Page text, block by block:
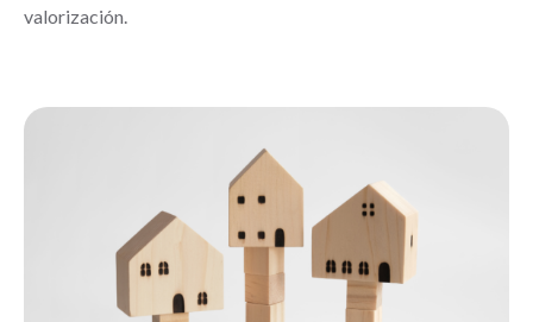
valorización.